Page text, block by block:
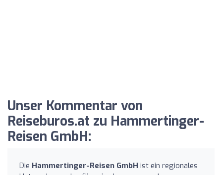
Unser Kommentar von
Reiseburos.at zu Hammertinger-
Reisen GmbH:
Die Hammertinger-Reisen GmbH ist ein regionales